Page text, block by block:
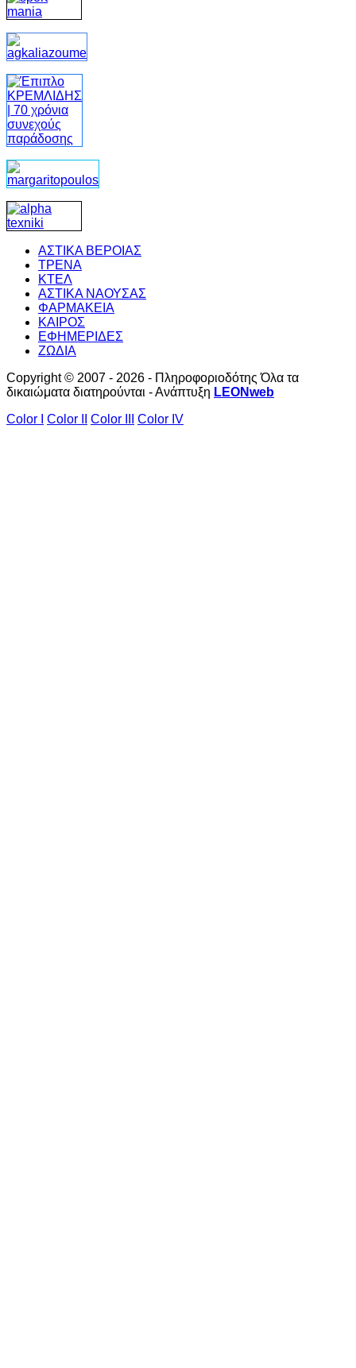
ΑΣΤΙΚΑ ΒΕΡΟΙΑΣ
ΤΡΕΝΑ
ΚΤΕΛ
ΑΣΤΙΚΑ ΝΑΟΥΣΑΣ
ΦΑΡΜΑΚΕΙΑ
ΚΑΙΡΟΣ
ΕΦΗΜΕΡΙΔΕΣ
ΖΩΔΙΑ
Copyright © 2007 - 2026 - Πληροφοριοδότης Όλα τα
δικαιώματα διατηρούνται - Ανάπτυξη LEONweb
Color I
Color II Color III Color IV